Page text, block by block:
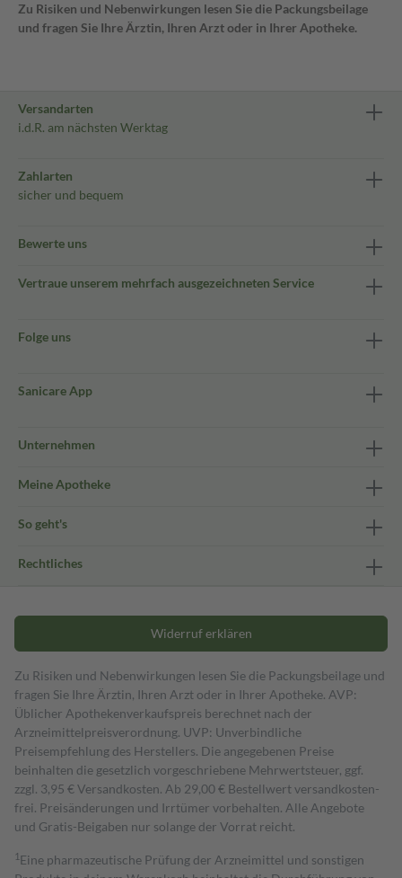
Zu Risiken und Nebenwirkungen lesen Sie die Packungsbeilage
und fragen Sie Ihre Ärztin, Ihren Arzt oder in Ihrer Apotheke.
Versandarten
i.d.R. am nächsten Werktag
Zahlarten
sicher und bequem
Bewerte uns
Vertraue unserem mehrfach ausgezeichneten Service
Folge uns
Sanicare App
Unternehmen
Meine Apotheke
So geht's
Rechtliches
Widerruf erklären
Zu Risiken und Nebenwirkungen lesen Sie die Packungsbeilage und
fragen Sie Ihre Ärztin, Ihren Arzt oder in Ihrer Apotheke. AVP:
Üblicher Apothekenverkaufspreis berechnet nach der
Arzneimittelpreisverordnung. UVP: Unverbindliche
Preisempfehlung des Herstellers. Die angegebenen Preise
beinhalten die gesetzlich vorgeschriebene Mehrwertsteuer, ggf.
zzgl. 3,95 € Versandkosten. Ab 29,00 € Bestell­wert versand­kosten­
frei. Preisänderungen und Irrtümer vorbehalten. Alle Angebote
und Gratis-Beigaben nur solange der Vorrat reicht.
1 Eine pharmazeutische Prüfung der Arzneimittel und sonstigen